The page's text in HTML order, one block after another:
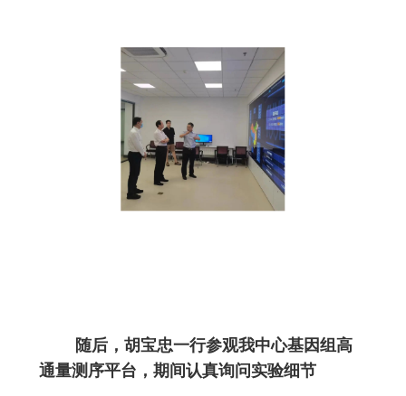
随后，胡宝忠一行参观我中心基因组高
通量测序平台，期间认真询问实验细节